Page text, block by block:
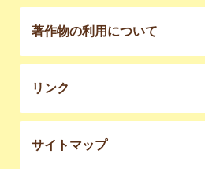
著作物の利用について
リンク
サイトマップ